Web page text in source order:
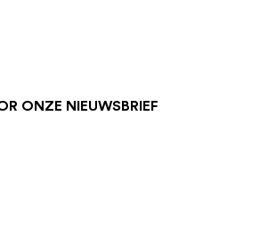
ONZE NIEUWSBRIEF